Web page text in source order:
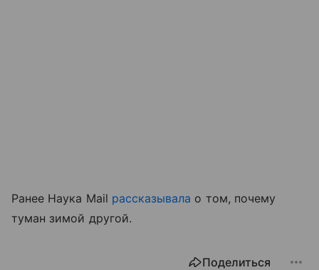
Ранее Наука Mail рассказывала о том, почему
туман зимой другой.
Поделиться